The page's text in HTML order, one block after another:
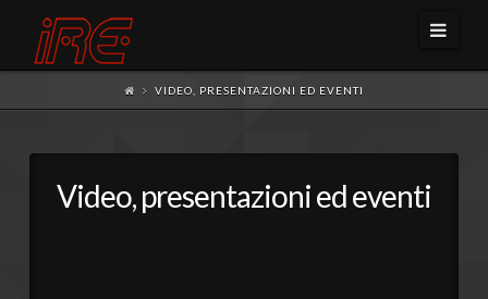
VIDEO, PRESENTAZIONI ED EVENTI
Video, presentazioni ed eventi